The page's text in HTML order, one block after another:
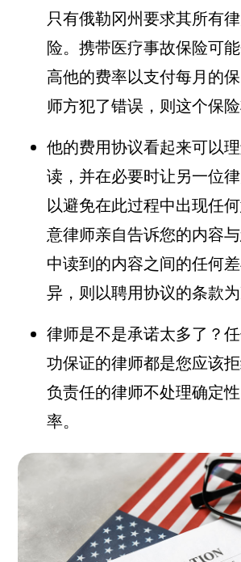
只有俄勒冈州要求其所有
险。携带医疗事故保险可
高他的费率以支付每月的
师方犯了错误，则这个保险
他的费用协议看起来可以
读，并在必要时让另一位
以避免在此过程中出现任
意律师亲自告诉您的内容
中读到的内容之间的任何
异，则以聘用协议的条款为
律师是不是承诺太多了？
功保证的律师都是您应该
负责任的律师不处理确定
率。